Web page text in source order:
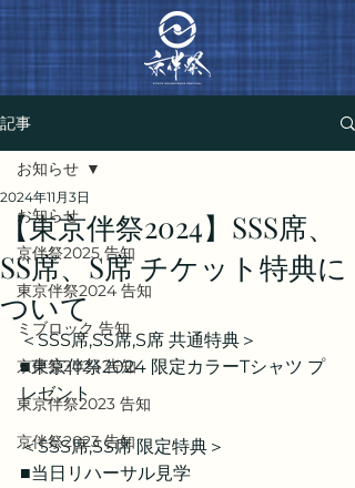
記事
お知らせ
京伴祭2025 告知
東京伴祭2024 告知
ミブロック 告知
京伴祭2024 告知
東京伴祭2023 告知
京伴祭2023 告知
お知らせ
【東京伴祭2024】SSS席、
SS席、S席 チケット特典に
ついて
2024年11月3日
＜SSS席,SS席,S席 共通特典＞
■東京伴祭2024 限定カラーTシャツ プ
レゼント
＜SSS席,SS席 限定特典＞
■当日リハーサル見学